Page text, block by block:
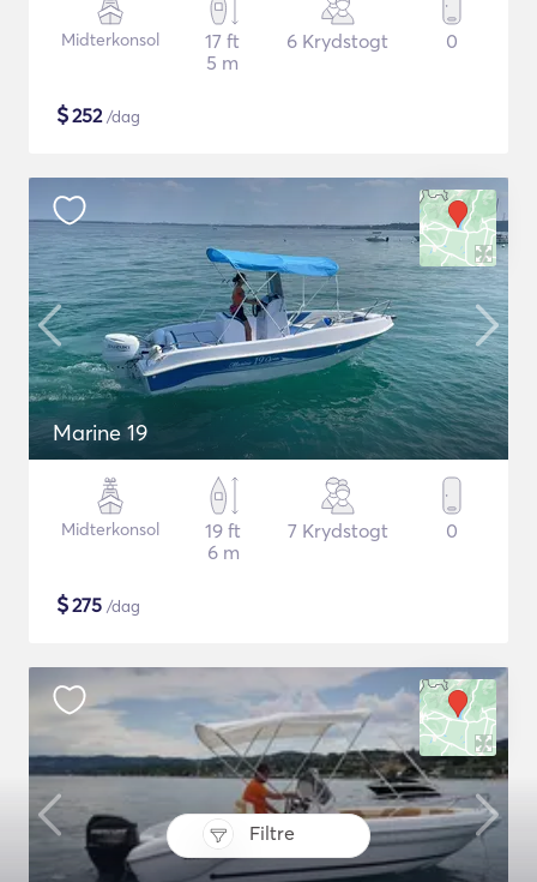
Filtre
Midterkonsol
17 ft
5 m
6 Krydstogt 0
$252/dag
Marine 19
Midterkonsol
19 ft
6 m
7 Krydstogt 0
$275 /dag